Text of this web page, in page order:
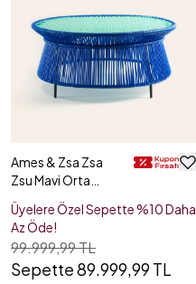
Ames & Zsa Zsa
Zsu Mavi Orta
Sehpa
Üyelere Özel Sepette %10 Daha
Az Öde!
99.999,99 TL
Sepette 89.999,99 TL